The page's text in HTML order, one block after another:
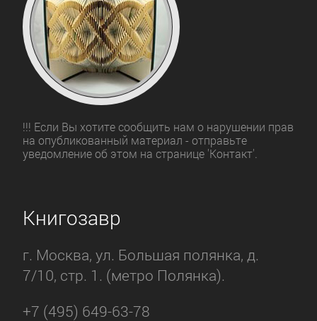
!!! Если Вы хотите сообщить нам о нарушении прав
на опубликованный материал - отправьте
уведомление об этом на странице 'Контакт'.
Книгозавр
г. Москва, ул. Большая полянка, д.
7/10, стр. 1. (метро Полянка).
+7 (495) 649-63-78